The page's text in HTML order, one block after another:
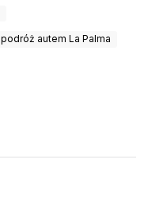
podróż autem La Palma